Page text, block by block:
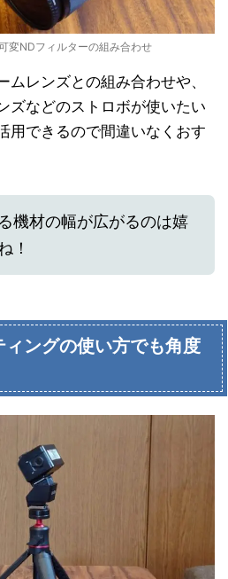
変NDフィルターの組み合わせ
レンズとの組み合わせや、
ズなどのストロボが使いたい
用できるので間違いなくおす
機材の幅が広がるのは嬉
！
ングの使い方でも角度